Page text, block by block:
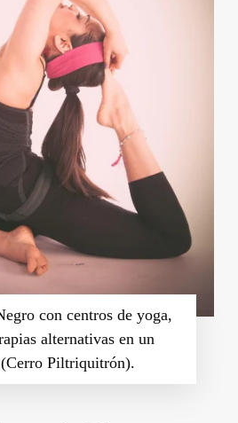
con centros de yoga,
alternativas en un
Piltriquitrón).